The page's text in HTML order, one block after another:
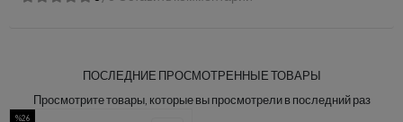
ПОСЛЕДНИЕ ПРОСМОТРЕННЫЕ ТОВАРЫ
Просмотрите товары, которые вы просмотрели в последний раз
%26